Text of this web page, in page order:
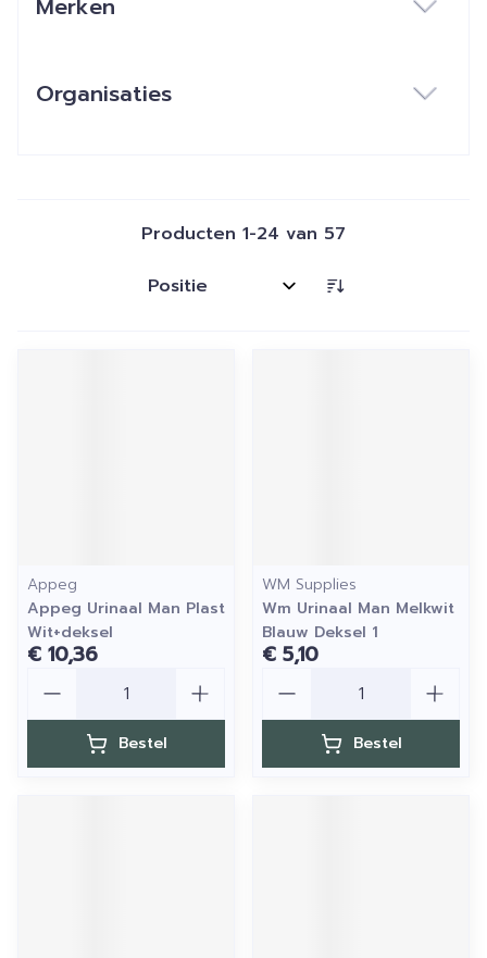
Merken
Organisaties
Producten 1-24 van 57
Sorteer op:
Appeg
Appeg Urinaal Man Plast
Wit+deksel
€ 10,36
Bestel
WM Supplies
Wm Urinaal Man Melkwit
Blauw Deksel 1
€ 5,10
Bestel